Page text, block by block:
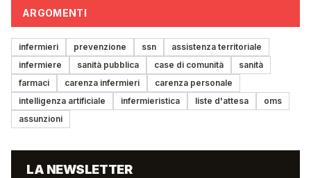
ARGOMENTI
infermieri prevenzione ssn
assistenza territoriale
infermiere
sanità pubblica case di comunità
sanità
farmaci
carenza infermieri
carenza personale
intelligenza artificiale
infermieristica liste d'attesa
oms
assunzioni
LA NEWSLETTER